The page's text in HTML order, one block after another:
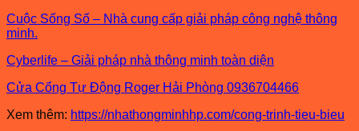
Cuộc Sống Số – Nhà cung cấp giải pháp công nghệ thông
minh.
Cyberlife – Giải pháp nhà thông minh toàn diện
Cửa Cổng Tự Động Roger Hải Phòng 0936704466
Xem thêm: https://nhathongminhhp.com/cong-trinh-tieu-bieu